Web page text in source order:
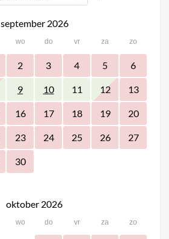
september 2026
wo do vr za zo
2 3 4 5 6
9 10 11 12 13
16 17 18 19 20
23 24 25 26 27
30
oktober 2026
wo do vr za zo